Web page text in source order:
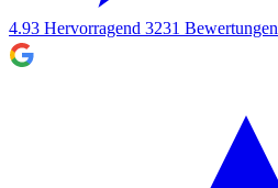
4.93 Hervorragend 3231 Bewertungen